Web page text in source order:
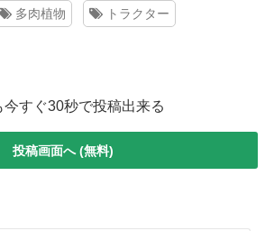
多肉植物 トラクター
今すぐ30秒で投稿出来る
投稿画面へ (無料)